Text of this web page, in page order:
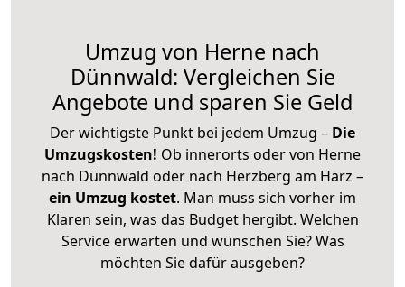
Umzug von Herne nach
Dünnwald: Vergleichen Sie
Angebote und sparen Sie Geld
Der wichtigste Punkt bei jedem Umzug – Die
Umzugskosten! Ob innerorts oder von Herne
nach Dünnwald oder nach Herzberg am Harz –
ein Umzug kostet. Man muss sich vorher im
Klaren sein, was das Budget hergibt. Welchen
Service erwarten und wünschen Sie? Was
möchten Sie dafür ausgeben?